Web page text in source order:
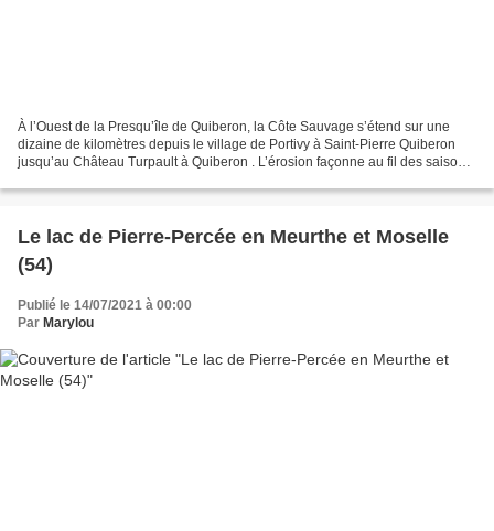
À l’Ouest de la Presqu’île de Quiberon, la Côte Sauvage s’étend sur une
dizaine de kilomètres depuis le village de Portivy à Saint-Pierre Quiberon
jusqu’au Château Turpault à Quiberon . L’érosion façonne au fil des saisons
Le lac de Pierre-Percée en Meurthe et Moselle
(54)
Publié le 14/07/2021 à 00:00
Par Marylou